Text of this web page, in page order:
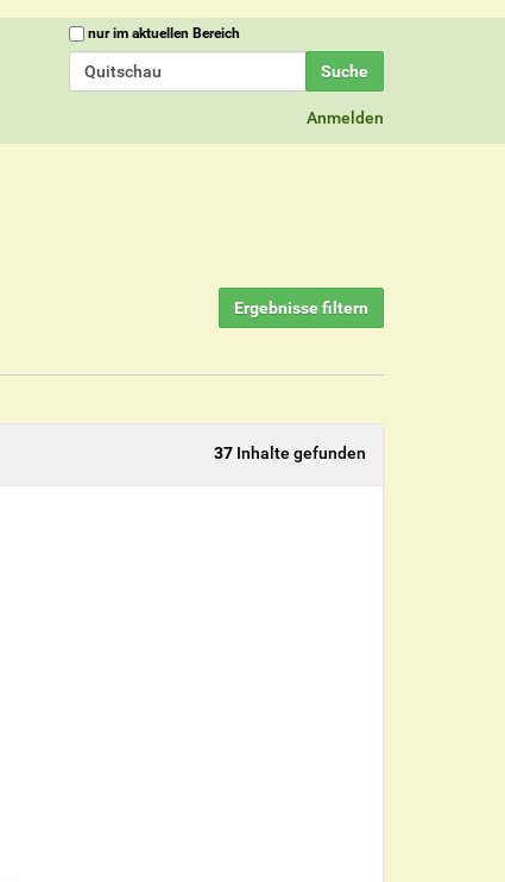
Website durchsuchen
nur im aktuellen Bereich
Anmelden
Ergebnisse filtern
37 Inhalte gefunden